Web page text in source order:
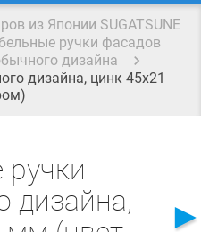
из Японии SUGATSUNE
ручки фасадов
дизайна
дизайна, цинк 45x21
дизайна,